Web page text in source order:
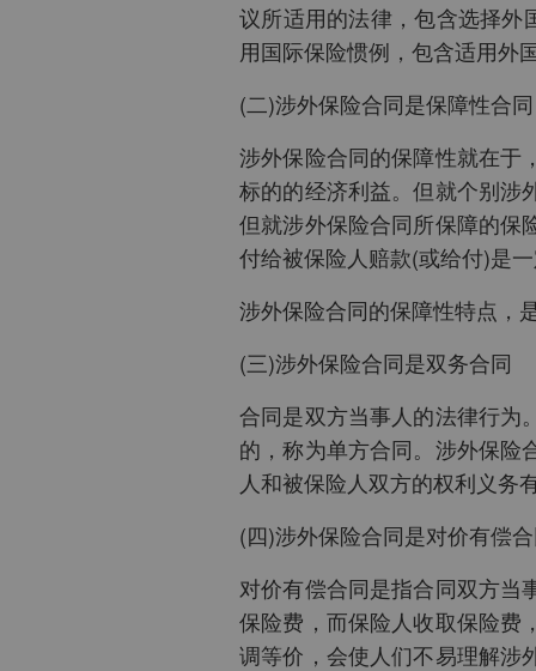
议所适用的法律，包含选择外
用国际保险惯例，包含适用外
(二)涉外保险合同是保障性合同
涉外保险合同的保障性就在于
标的的经济利益。但就个别涉
但就涉外保险合同所保障的保
付给被保险人赔款(或给付)是
涉外保险合同的保障性特点，
(三)涉外保险合同是双务合同
合同是双方当事人的法律行为
的，称为单方合同。涉外保险
人和被保险人双方的权利义务
(四)涉外保险合同是对价有偿
对价有偿合同是指合同双方当
保险费，而保险人收取保险费
调等价，会使人们不易理解涉